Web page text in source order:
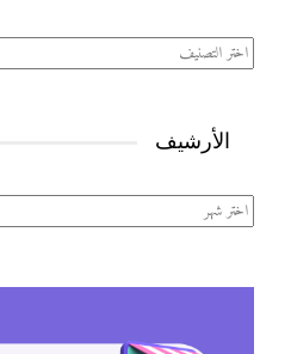
تصنيفات
الأرشيف
الأرشيف